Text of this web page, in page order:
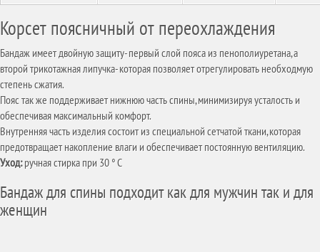
Корсет поясничный от переохлаждения
Бандаж имеет двойную защиту- первый слой пояса из пенополиуретана, а
второй трикотажная липучка- которая позволяет отрегулировать необходмую
степень сжатия.
Пояс так же поддерживает нижнюю часть спины, минимизируя усталость и
обеспечивая максимальный комфорт.
Внутренняя часть изделия состоит из специальной сетчатой ткани, которая
предотвращает накопление влаги и обеспечивает постоянную вентиляцию.
Уход:ручная стирка при 30 ° C
Бандаж для спины подходит как для мужчин так и для
женщин